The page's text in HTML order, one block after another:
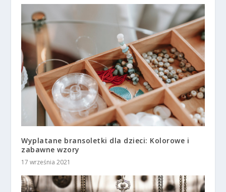
Wyplatane bransoletki dla dzieci: Kolorowe i
zabawne wzory
17 września 2021